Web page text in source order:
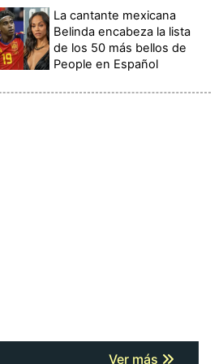
La cantante mexicana
Belinda encabeza la lista
de los 50 más bellos de
People en Español
Ver más